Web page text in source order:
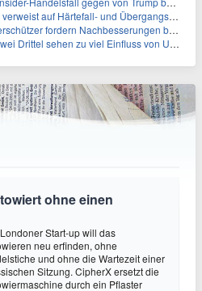
auf Härtefall- und Übergangsregelungen
fordern Nachbesserungen bei Frühstartrente
sehen zu viel Einfluss von US-Tech-Konzernen
ohne einen
Start-up will das
neu erfinden, ohne
und ohne die Wartezeit einer
Sitzung. CipherX ersetzt die
durch ein Pflaster